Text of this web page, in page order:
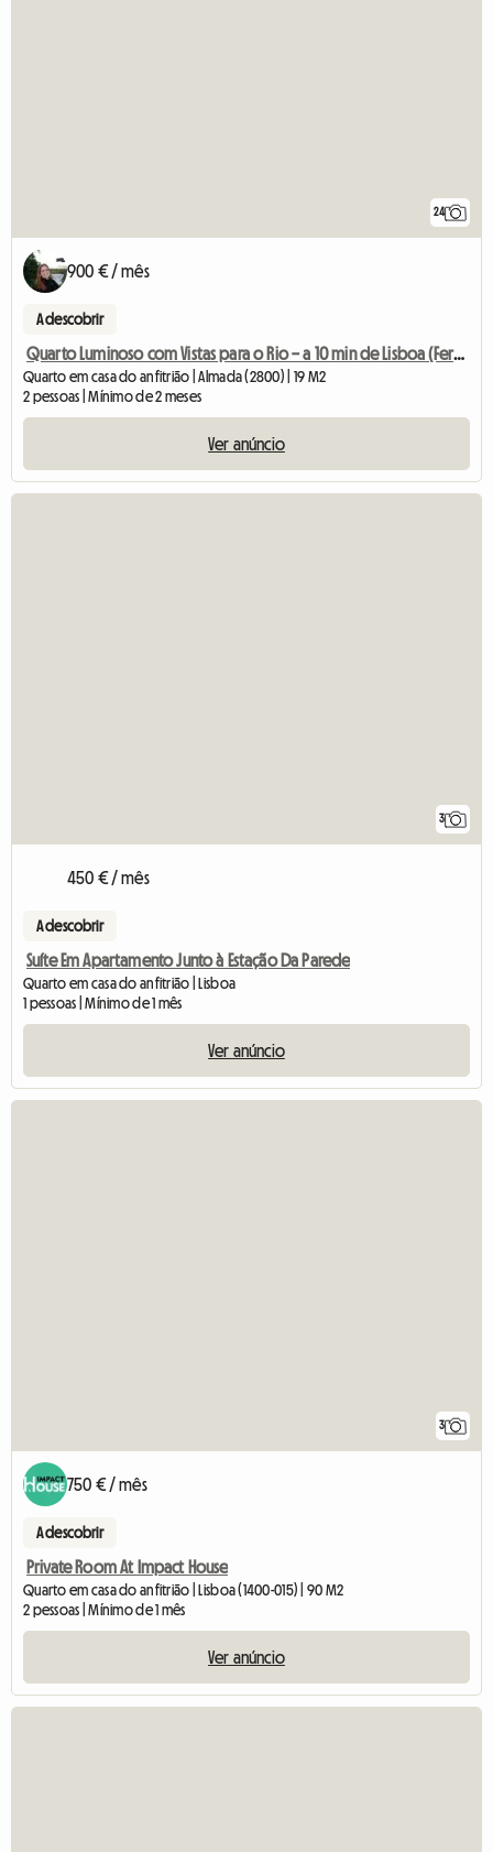
24
900 € / mês
A descobrir
Quarto Luminoso com Vistas para o Rio – a 10 min de Lisboa (Ferry)
Quarto em casa do anfitrião | Almada (2800) | 19 M2
2 pessoas | Mínimo de 2 meses
Ver anúncio
3
450 € / mês
A descobrir
Suíte Em Apartamento Junto à Estação Da Parede
Quarto em casa do anfitrião | Lisboa
1 pessoas | Mínimo de 1 mês
Ver anúncio
3
750 € / mês
A descobrir
Private Room At Impact House
Quarto em casa do anfitrião | Lisboa (1400-015) | 90 M2
2 pessoas | Mínimo de 1 mês
Ver anúncio